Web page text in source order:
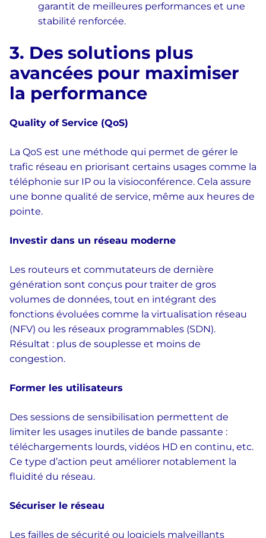
garantit de meilleures performances et une
stabilité renforcée.
3. Des solutions plus
avancées pour maximiser
la performance
Quality of Service (QoS)
La QoS est une méthode qui permet de gérer le
trafic réseau en priorisant certains usages comme la
téléphonie sur IP ou la visioconférence. Cela assure
une bonne qualité de service, même aux heures de
pointe.
Investir dans un réseau moderne
Les routeurs et commutateurs de dernière
génération sont conçus pour traiter de gros
volumes de données, tout en intégrant des
fonctions évoluées comme la virtualisation réseau
(NFV) ou les réseaux programmables (SDN).
Résultat : plus de souplesse et moins de
congestion.
Former les utilisateurs
Des sessions de sensibilisation permettent de
limiter les usages inutiles de bande passante :
téléchargements lourds, vidéos HD en continu, etc.
Ce type d’action peut améliorer notablement la
fluidité du réseau.
Sécuriser le réseau
Les failles de sécurité ou logiciels malveillants